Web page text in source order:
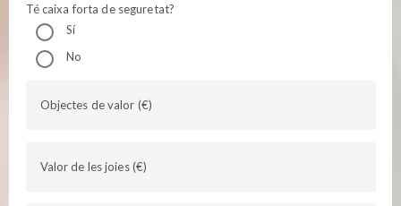
Té caixa forta de seguretat?
Sí
No
Objectes de valor (€)
Valor de les joies (€)